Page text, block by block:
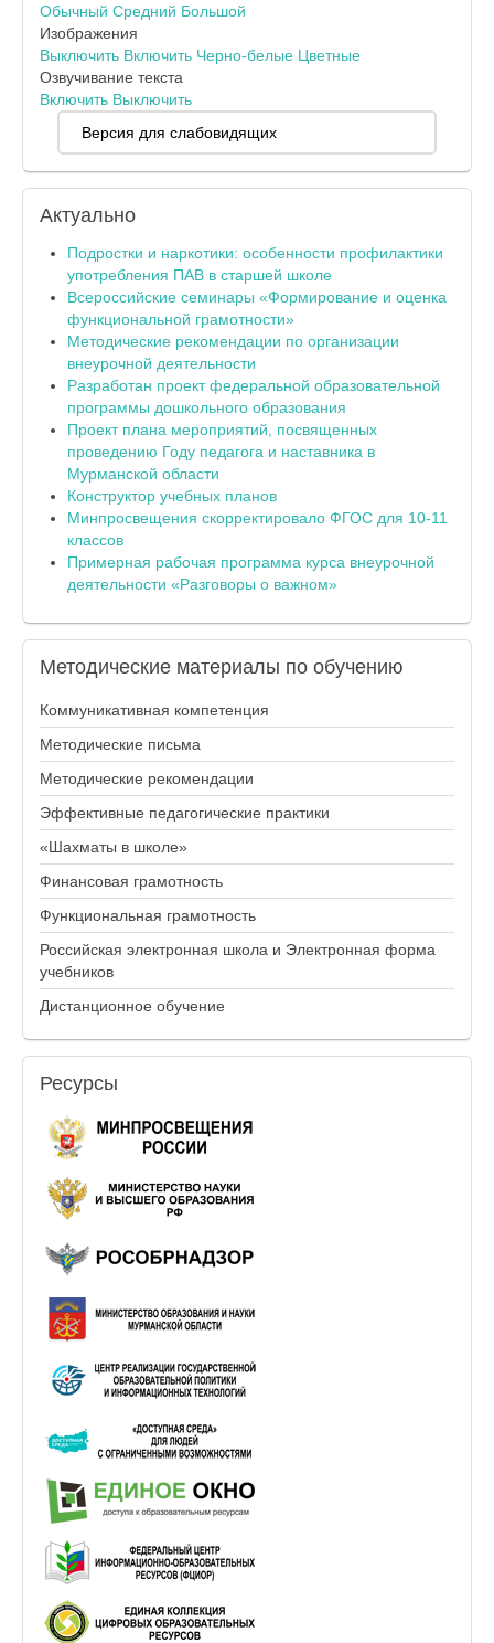
Обычный Средний Большой
Изображения
Выключить Включить Черно-белые Цветные
Озвучивание текста
Включить Выключить
Версия для слабовидящих
Актуально
Подростки и наркотики: особенности профилактики
употребления ПАВ в старшей школе
Всероссийские семинары «Формирование и оценка
функциональной грамотности»
Методические рекомендации по организации
внеурочной деятельности
Разработан проект федеральной образовательной
программы дошкольного образования
Проект плана мероприятий, посвященных
проведению Году педагога и наставника в
Мурманской области
Конструктор учебных планов
Минпросвещения скорректировало ФГОС для 10-11
классов
Примерная рабочая программа курса внеурочной
деятельности «Разговоры о важном»
Методические материалы по обучению
Коммуникативная компетенция
Методические письма
Методические рекомендации
Эффективные педагогические практики
«Шахматы в школе»
Финансовая грамотность
Функциональная грамотность
Российская электронная школа и Электронная форма
учебников
Дистанционное обучение
Ресурсы